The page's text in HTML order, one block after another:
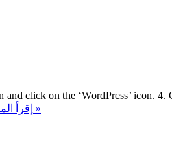
click on the ‘WordPress’ icon. 4.
إقرأ المزيد »